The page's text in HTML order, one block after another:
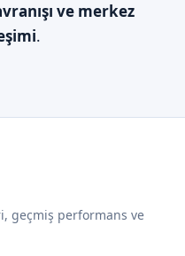
ve merkez
.
geçmiş performans ve